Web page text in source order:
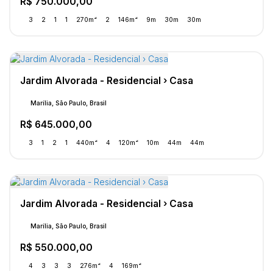
3 2 1 1 270m² 2 146m² 9m 30m 30m
Jardim Alvorada - Residencial › Casa
R$ 645.000,00
Marília, São Paulo, Brasil
3 1 2 1 440m² 4 120m² 10m 44m 44m
Jardim Alvorada - Residencial › Casa
R$ 550.000,00
Marília, São Paulo, Brasil
4 3 3 3 276m² 4 169m²